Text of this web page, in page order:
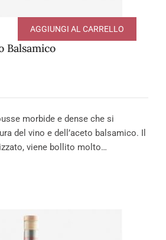
Balsamico
AGGIUNGI AL CARRELLO
morbide e dense che si
del vino e dell’aceto balsamico. Il
viene bollito molto…